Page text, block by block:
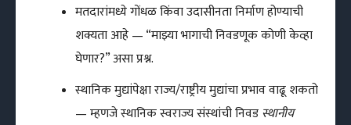
मतदारांमध्ये गोंधळ किंवा उदासीनता निर्माण होण्याची
शक्यता आहे — “माझ्या भागाची निवडणूक कोणी केव्हा
घेणार?” असा प्रश्न.
स्थानिक मुद्यांपेक्षा राज्य/राष्ट्रीय मुद्यांचा प्रभाव वाढू शकतो
— म्हणजे स्थानिक स्वराज्य संस्थांची निवड स्थानीय